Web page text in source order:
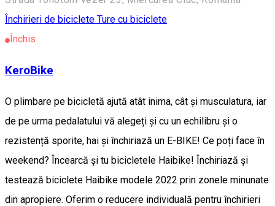
Închirieri de biciclete Ture cu biciclete
Închis
KeroBike
O plimbare pe bicicletă ajută atât inima, cât și musculatura, iar
de pe urma pedalatului vă alegeți și cu un echilibru și o
rezistență sporite, hai și închiriază un E-BIKE! Ce poți face în
weekend? Încearcă și tu bicicletele Haibike! Închiriază și
testează biciclete Haibike modele 2022 prin zonele minunate
din apropiere. Oferim o reducere individuală pentru închirieri